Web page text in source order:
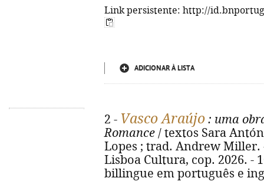
Link persistente: http://
ADICIONAR À LISTA
2 - Vasco Araújo : uma
Romance / textos Sara
Lopes ; trad. Andrew Miller.
Lisboa Cultura, cop. 2026. -
billingue em português e